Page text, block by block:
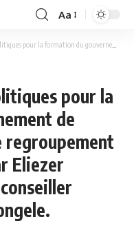
Font
Resizer
Aa
nationale: le regroupement 4AC co-coordonné par Eliezer Ntambwe reçu par le conseiller spécial Eberande Kolongele.
pour la
de
regroupement
Eliezer